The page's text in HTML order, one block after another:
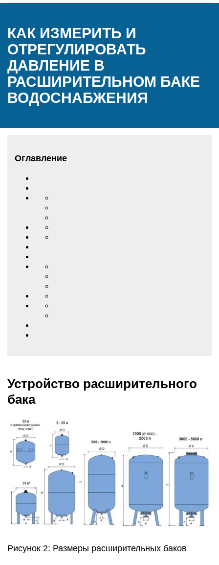
КАК ИЗМЕРИТЬ И
ОТРЕГУЛИРОВАТЬ
ДАВЛЕНИЕ В
РАСШИРИТЕЛЬНОМ БАКЕ
ВОДОСНАБЖЕНИЯ
Оглавление
Устройство расширительного
бака
Рисунок 2: Размеры расширительных баков